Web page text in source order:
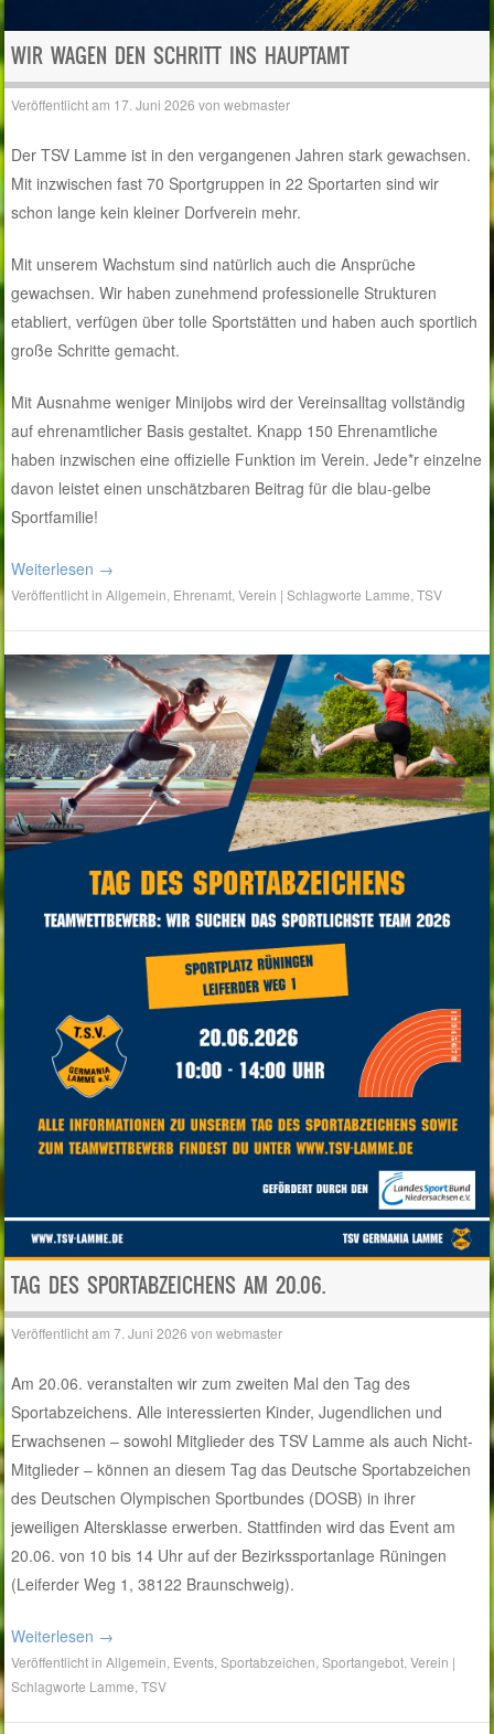
WIR WAGEN DEN SCHRITT INS HAUPTAMT
Veröffentlicht am 17. Juni 2026 vonwebmaster
Der TSV Lamme ist in den vergangenen Jahren stark gewachsen.
Mit inzwischen fast 70 Sportgruppen in 22 Sportarten sind wir
schon lange kein kleiner Dorfverein mehr.
Mit unserem Wachstum sind natürlich auch die Ansprüche
gewachsen. Wir haben zunehmend professionelle Strukturen
etabliert, verfügen über tolle Sportstätten und haben auch sportlich
große Schritte gemacht.
Mit Ausnahme weniger Minijobs wird der Vereinsalltag vollständig
auf ehrenamtlicher Basis gestaltet. Knapp 150 Ehrenamtliche
haben inzwischen eine offizielle Funktion im Verein. Jede*r einzelne
davon leistet einen unschätzbaren Beitrag für die blau-gelbe
Sportfamilie!
Weiterlesen →
Veröffentlicht inAllgemein Ehrenamt ,Verein |Schlagworte Lamme ,TSV
TAG DES SPORTABZEICHENS AM 20.06.
Veröffentlicht am7. Juni 2026 vonwebmaster
Am 20.06. veranstalten wir zum zweiten Mal den Tag des
Sportabzeichens. Alle interessierten Kinder, Jugendlichen und
Erwachsenen – sowohl Mitglieder des TSV Lamme als auch Nicht-
Mitglieder – können an diesem Tag das Deutsche Sportabzeichen
des Deutschen Olympischen Sportbundes (DOSB) in ihrer
jeweiligen Altersklasse erwerben. Stattfinden wird das Event am
20.06. von 10 bis 14 Uhr auf der Bezirkssportanlage Rüningen
(Leiferder Weg 1, 38122 Braunschweig).
Weiterlesen →
Veröffentlicht inAllgemein Events ,Sportabzeichen ,Sportangebot ,Verein |
Schlagworte Lamme ,TSV